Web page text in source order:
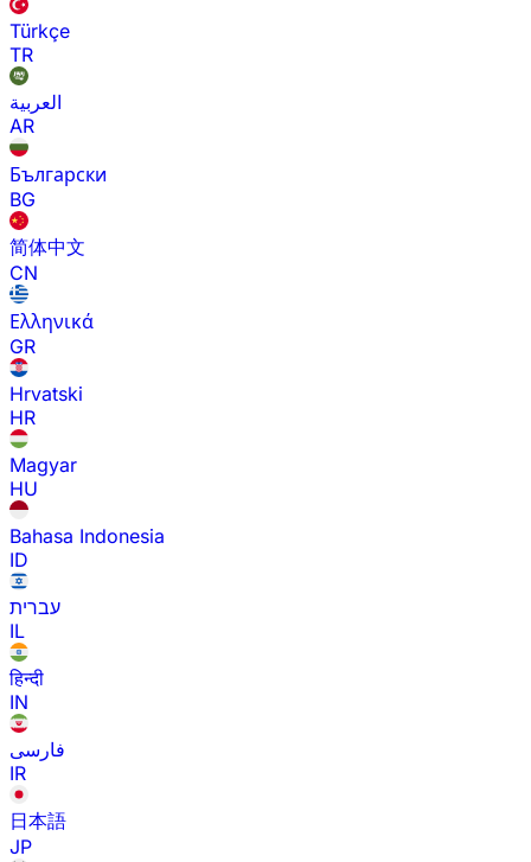
Türkçe
TR
العربية
AR
Български
BG
简体中文
CN
Ελληνικά
GR
Hrvatski
HR
Magyar
HU
Bahasa Indonesia
ID
עברית
IL
हिन्दी
IN
فارسی
IR
日本語
JP